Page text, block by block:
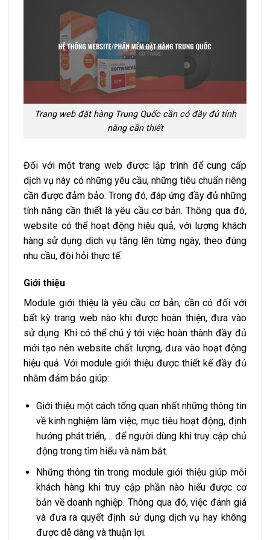
Trang web đặt hàng Trung Quốc cần có đầy đủ tính
năng cần thiết
Đối với một trang web được lập trình để cung cấp
dịch vụ này có những yêu cầu, những tiêu chuẩn riêng
cần được đảm bảo. Trong đó, đáp ứng đầy đủ những
tính năng cần thiết là yêu cầu cơ bản. Thông qua đó,
website có thể hoạt động hiệu quả, với lượng khách
hàng sử dụng dịch vụ tăng lên từng ngày, theo đúng
nhu cầu, đòi hỏi thực tế.
Giới thiệu
Module giới thiệu là yêu cầu cơ bản, cần có đối với
bất kỳ trang web nào khi được hoàn thiện, đưa vào
sử dụng. Khi có thể chú ý tới việc hoàn thành đầy đủ
mới tạo nên website chất lượng, đưa vào hoạt động
hiệu quả. Với module giới thiệu được thiết kế đầy đủ
nhằm đảm bảo giúp:
Giới thiệu một cách tổng quan nhất những thông tin
về kinh nghiệm làm việc, mục tiêu hoạt động, định
hướng phát triển,… để người dùng khi truy cập chủ
động trong tìm hiểu và nắm bắt.
Những thông tin trong module giới thiệu giúp mỗi
khách hàng khi truy cập phần nào hiểu được cơ
bản về doanh nghiệp. Thông qua đó, việc đánh giá
và đưa ra quyết định sử dụng dịch vụ hay không
được dễ dàng và thuận lợi.